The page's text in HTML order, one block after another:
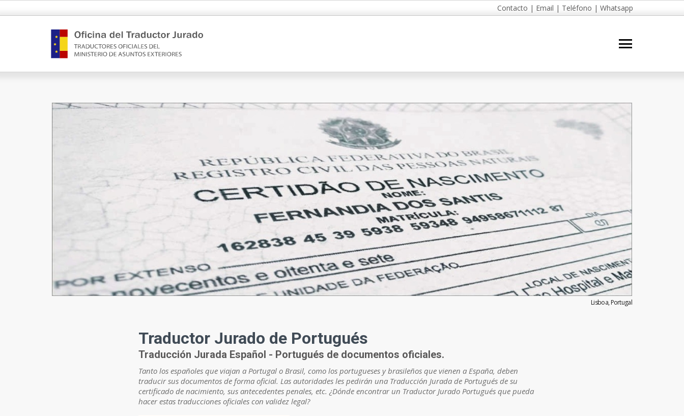
Contacto | Email | Teléfono | Whatsapp
Lisboa, Portugal
Traductor Jurado de Portugués
Traducción Jurada Español - Portugués de documentos oficiales.
Tanto los españoles que viajan a Portugal o Brasil, como los portugueses y brasileños que vienen a España, deben
traducir sus documentos de forma oficial. Las autoridades les pedirán una Traducción Jurada de Portugués de su
certificado de nacimiento, sus antecedentes penales, etc. ¿Dónde encontrar un Traductor Jurado Portugués que pueda
hacer estas traducciones oficiales con validez legal?